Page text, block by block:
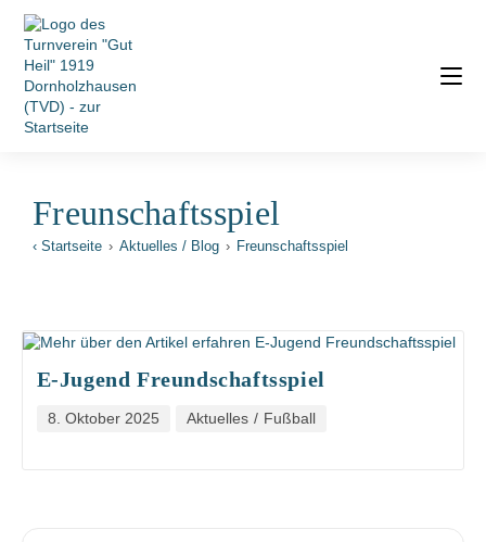
Freunschaftsspiel
‹ Startseite › Aktuelles / Blog › Freunschaftsspiel
E-Jugend Freundschaftsspiel
8. Oktober 2025 Aktuelles / Fußball